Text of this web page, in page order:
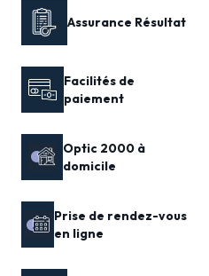
Assurance Résultat
Facilités de
paiement
Optic 2000 à
domicile
Prise de rendez-vous
en ligne